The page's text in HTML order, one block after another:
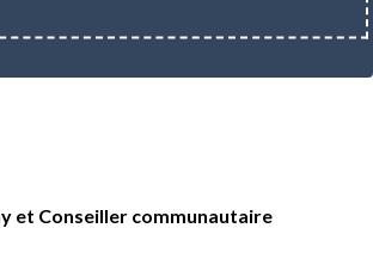
et Conseiller communautaire